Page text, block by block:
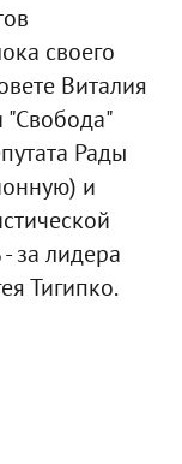
своего
Виталия
"Свобода"
Рады
и
за лидера
Тигипко.